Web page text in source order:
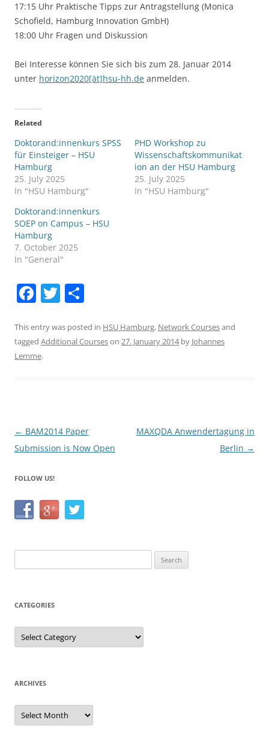
17:15 Uhr Praktische Tipps zur Antragstellung (Monica
Schofield, Hamburg Innovation GmbH)
18:00 Uhr Fragen und Diskussion
Bei Interesse können Sie sich bis zum 28. Januar 2014
unter horizon2020[ät]hsu-hh.de anmelden.
Related
Doktorand:innenkurs SPSS
für Einsteiger – HSU
Hamburg
25. July 2025
In "HSU Hamburg"
PHD Workshop zu
Wissenschaftskommunikat
ion an der HSU Hamburg
25. July 2025
In "HSU Hamburg"
Doktorand:innenkurs
SOEP on Campus – HSU
Hamburg
7. October 2025
In "General"
F
c
e
k
T
itt
er
ar
e
This entry was posted in HSU Hamburg, Network Coursesand
tagged Additional Courseson 27. January 2014by Johannes
Lemme.
Post
navigation
← BAM2014 Paper
Submission is Now Open
MAXQDA Anwendertagung in
Berlin →
FOLLOW US!
for:
CATEGORIES
Categories
ARCHIVES
Archives